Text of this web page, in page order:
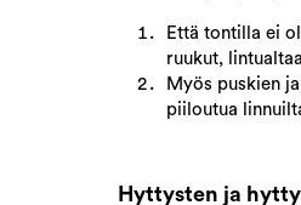
Että tontilla ei
ruukut,
Myös puskien
piiloutua
Hyttysten ja